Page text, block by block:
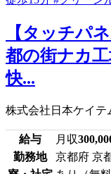
【タッチパ
都の街ナカ
快...
株式会社日本ケイテ
給与 月収
勤務地
京都府 京